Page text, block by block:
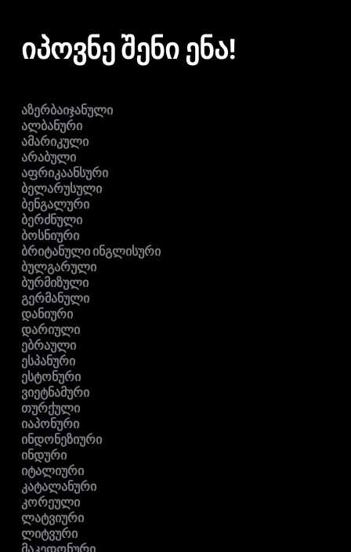
იპოვნე შენი ენა!
აზერბაიჯანული
ალბანური
ამარიკული
არაბული
აფრიკაანსური
ბელარუსული
ბენგალური
ბერძნული
ბოსნიური
ბრიტანული ინგლისური
ბულგარული
ბურმიზული
გერმანული
დანიური
დარიული
ებრაული
ესპანური
ესტონური
ვიეტნამური
თურქული
იაპონური
ინდონეზიური
ინდური
იტალიური
კატალანური
კორეული
ლატვიური
ლიტვური